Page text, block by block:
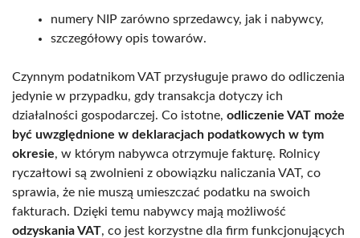
numery NIP zarówno sprzedawcy, jak i nabywcy,
szczegółowy opis towarów.
Czynnym podatnikom VAT przysługuje prawo do odliczenia
jedynie w przypadku, gdy transakcja dotyczy ich
działalności gospodarczej. Co istotne, odliczenie VAT może
być uwzględnione w deklaracjach podatkowych w tym
okresie, w którym nabywca otrzymuje fakturę. Rolnicy
ryczałtowi są zwolnieni z obowiązku naliczania VAT, co
sprawia, że nie muszą umieszczać podatku na swoich
fakturach. Dzięki temu nabywcy mają możliwość
odzyskania VAT, co jest korzystne dla firm funkcjonujących